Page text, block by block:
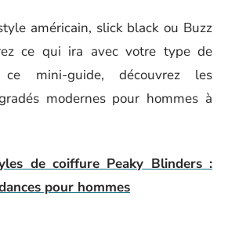
américain, slick black ou Buzz
ce qui ira avec votre type de
mini-guide, découvrez les
modernes pour hommes à
de coiffure Peaky Blinders :
pour hommes